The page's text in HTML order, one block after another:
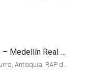
Alto De Las Palmas Modern Home – Medellín Real Estate